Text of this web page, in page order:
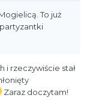
To już
i rzeczywiście stał
Zaraz doczytam!